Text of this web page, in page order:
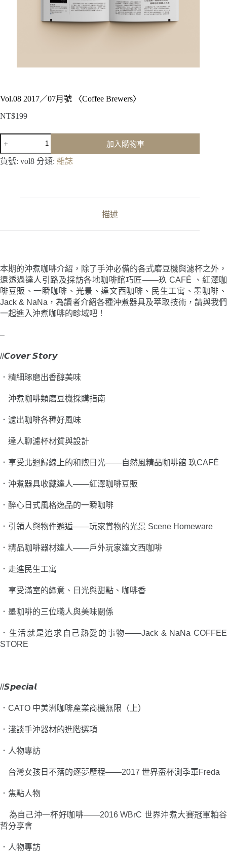
Vol.08 2017／07月號 〈Coffee Brewers〉
NT$199
Vol.08
2017
／
07
加入購物車
貨號: vol8 分類: 雜誌
描述
本期的沖煮咖啡介紹，除了手沖必備的各式磨豆機與濾杯之外，
還透過達人引路及採訪各地咖啡館巧匠——玖 CAFÉ 、紅澤咖
啡豆販、一瞬咖啡、光景、達文西咖啡、民生工寓、墨咖啡、
Jack & NaNa，為讀者介紹各種沖煮器具及萃取技術，請與我們
一起進入沖煮咖啡的畛域吧！
–
//𝘾𝙤𝙫𝙚𝙧 𝙎𝙩𝙤𝙧𝙮
． 精細琢磨出香醇美味
沖煮咖啡類磨豆機採購指南
． 濾出咖啡各種好風味
達人聊濾杯材質與設計
． 享受北迴歸線上的和煦日光——自然風精品咖啡館 玖CAFÉ
．沖煮器具收藏達人——紅澤咖啡豆販
． 醉心日式風格逸品的一瞬咖啡
． 引領人與物件邂逅——玩家賞物的光景 Scene Homeware
． 精品咖啡器材達人——戶外玩家達文西咖啡
． 走進民生工寓
享受滿室的綠意、日光與甜點、咖啡香
． 墨咖啡的三位職人與美味關係
． 生活就是追求自己熱愛的事物——Jack & NaNa COFFEE
STORE
//𝙎𝙥𝙚𝙘𝙞𝙖𝙡
． CATO 中美洲咖啡產業商機無限（上）
． 淺談手沖器材的進階選項
． 人物專訪
台灣女孩日不落的逐夢歷程——2017 世界盃杯測季軍Freda
． 焦點人物
為自己沖一杯好咖啡——2016 WBrC 世界沖煮大賽冠軍粕谷
哲分享會
． 人物專訪